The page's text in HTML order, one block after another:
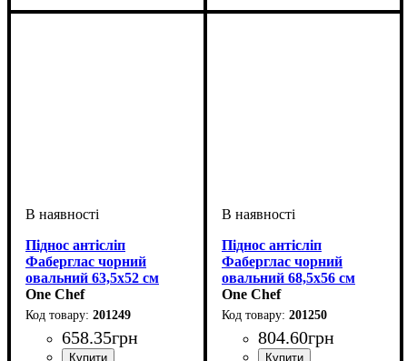
Піднос антісліп
Фаберглас чорний
овальний 63,5х52 см
One Chef
201249
658.35грн
Піднос антісліп
Фаберглас чорний
овальний 68,5х56 см
One Chef
201250
804.60грн